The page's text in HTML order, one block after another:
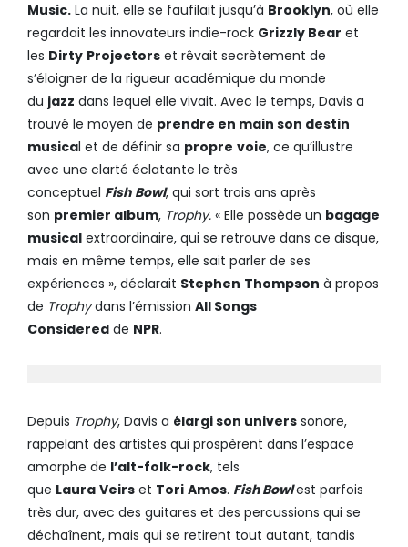
Music. La nuit, elle se faufilait jusqu’à Brooklyn, où elle
regardait les innovateurs indie-rock Grizzly Bear et
les Dirty Projectors et rêvait secrètement de
s’éloigner de la rigueur académique du monde
du jazz dans lequel elle vivait. Avec le temps, Davis a
trouvé le moyen de prendre en main son destin
musical et de définir sa propre voie, ce qu’illustre
avec une clarté éclatante le très
conceptuel Fish Bowl, qui sort trois ans après
son premier album, Trophy. « Elle possède un bagage
musical extraordinaire, qui se retrouve dans ce disque,
mais en même temps, elle sait parler de ses
expériences », déclarait Stephen Thompson à propos
de Trophydans l’émission All Songs
Considered de NPR.
Depuis Trophy, Davis a élargi son univers sonore,
rappelant des artistes qui prospèrent dans l’espace
amorphe de l’alt-folk-rock, tels
que Laura Veirs et Tori Amos. Fish Bowlest parfois
très dur, avec des guitares et des percussions qui se
déchaînent, mais qui se retirent tout autant, tandis